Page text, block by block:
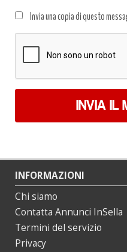
dati
*
Invia una copia di questo
INVIA IL
INFORMAZIONI
Chi siamo
Contatta Annunci InSella
Termini del servizio
Privacy